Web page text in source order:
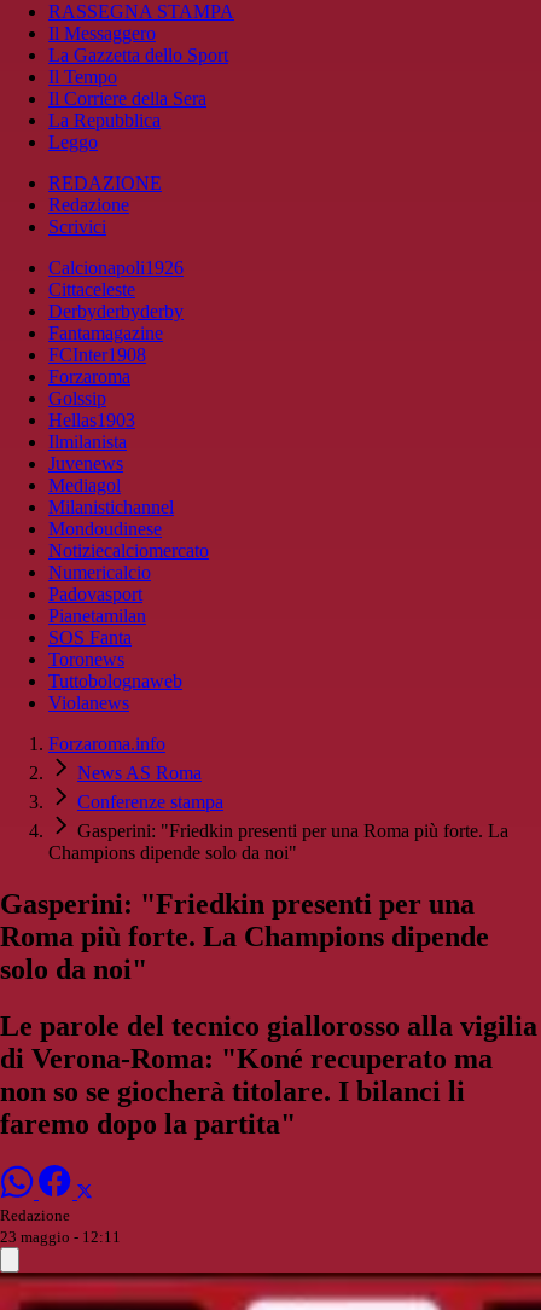
RASSEGNA STAMPA
Il Messaggero
La Gazzetta dello Sport
Il Tempo
Il Corriere della Sera
La Repubblica
Leggo
REDAZIONE
Redazione
Scrivici
Calcionapoli1926
Cittaceleste
Derbyderbyderby
Fantamagazine
FCInter1908
Forzaroma
Golssip
Hellas1903
Ilmilanista
Juvenews
Mediagol
Milanistichannel
Mondoudinese
Notiziecalciomercato
Numericalcio
Padovasport
Pianetamilan
SOS Fanta
Toronews
Tuttobolognaweb
Violanews
Forzaroma.info
News AS Roma
Conferenze stampa
Gasperini: "Friedkin presenti per una Roma più forte. La
Champions dipende solo da noi"
Gasperini: "Friedkin presenti per una
Roma più forte. La Champions dipende
solo da noi"
Le parole del tecnico giallorosso alla vigilia
di Verona-Roma: "Koné recuperato ma
non so se giocherà titolare. I bilanci li
faremo dopo la partita"
Redazione
23 maggio - 12:11